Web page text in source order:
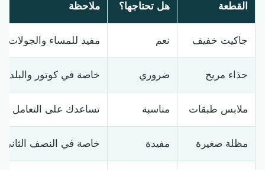
القطعة هل تحتاجها؟ ملاحظة
جاكيت خفيف نعم مفيد للمساء والجولات
حذاء مريح ضروري خاصة في كوتور
ملابس طبقات مناسبة تساعدك على التعامل مع
مظلة صغيرة مفيدة خاصة في النصف الثاني